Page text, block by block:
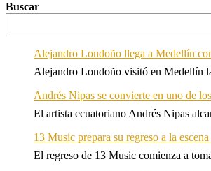
Buscar
Alejandro Londoño llega a Medellín
Alejandro Londoño visitó en Medellín
Andrés Nipas se convierte en uno de
El artista ecuatoriano Andrés Nipas
13 Music prepara su regreso a la
El regreso de 13 Music comienza a